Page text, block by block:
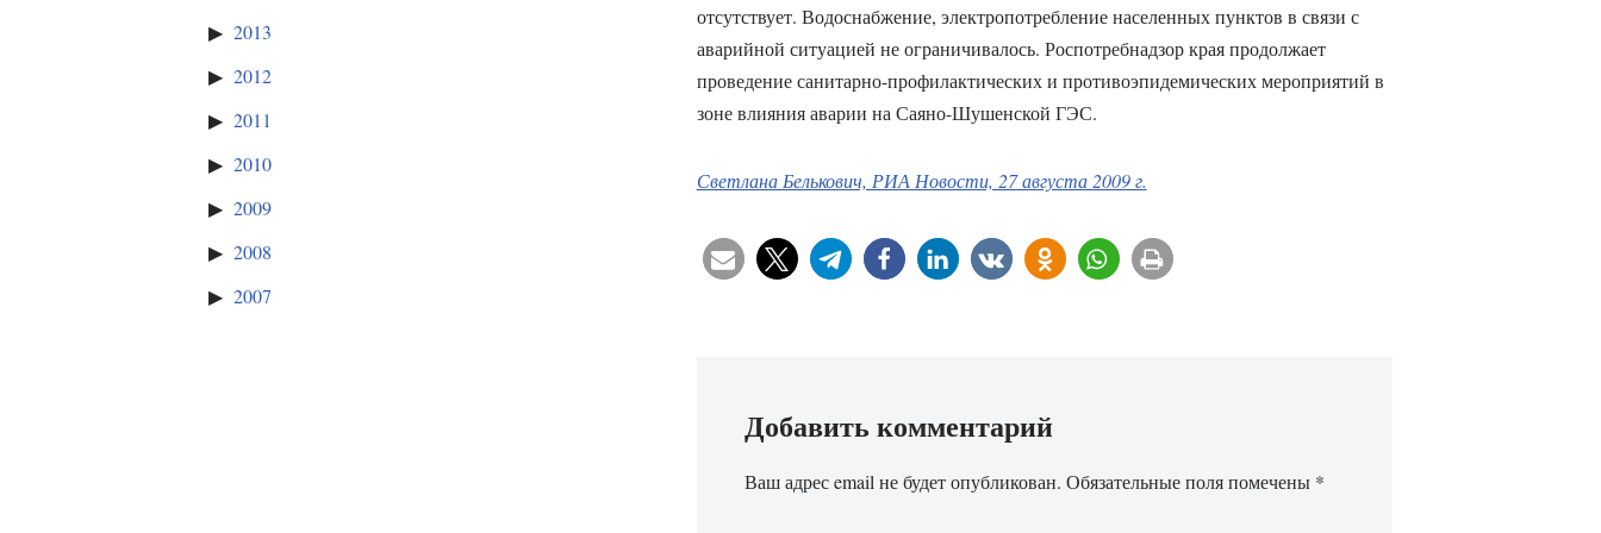
2013
2012
2011
2010
2009
2008
2007
отсутствует. Водоснабжение, электропотребление населенных пунктов в связи с
аварийной ситуацией не ограничивалось. Роспотребнадзор края продолжает
проведение санитарно-профилактических и противоэпидемических мероприятий в
зоне влияния аварии на Саяно-Шушенской ГЭС.
Светлана Белькович, РИА Новости, 27 августа 2009 г.
Добавить комментарий
Ваш адрес email не будет опубликован. Обязательные поля помечены *